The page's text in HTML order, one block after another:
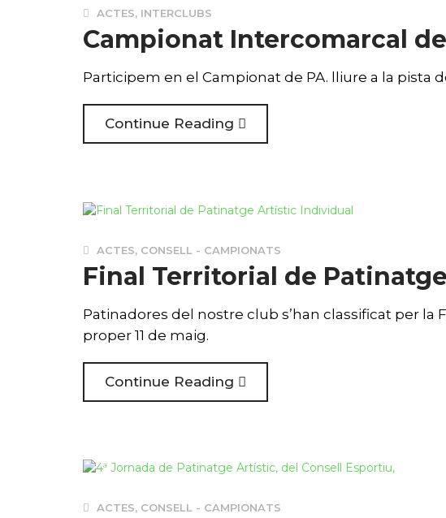
ACTES, INTERCLUBS
Campionat Intercomarcal
Participem en el Campionat de PA. lliure a la pista
Continue Reading
ACTES, CONSELL - CAMPIONATS
Final Territorial de
Patinadores del nostre club s’han classificat per
proper 11 de maig.
Continue Reading
ACTES, CONSELL - CAMPIONATS